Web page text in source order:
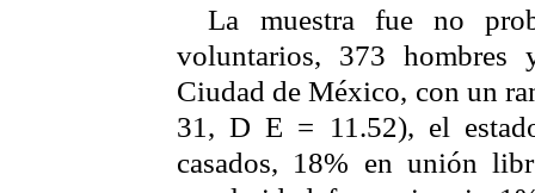
La muestra fue no
voluntarios, 373 hombres
Ciudad de México, con un
31, D E = 11.52), el
casados, 18% en unión